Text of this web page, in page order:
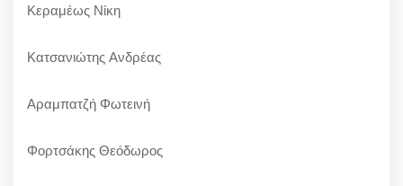
Κεραμέως Νίκη
Κατσανιώτης Ανδρέας
Αραμπατζή Φωτεινή
Φορτσάκης Θεόδωρος